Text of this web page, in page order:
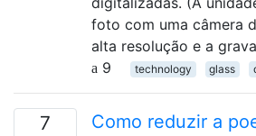
foto com uma câmera
alta resolução e a
9
technology glass
7
Como reduzir a